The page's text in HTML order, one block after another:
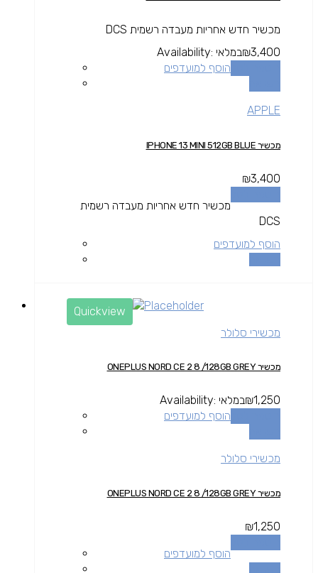
מכשיר חדש אחריות מעבדה רשמית DCS
₪3,400
Availability: במלאי
הוסף למועדפים
APPLE
מכשיר IPHONE 13 MINI 512GB BLUE
₪3,400
מכשיר חדש אחריות מעבדה רשמית
DCS
הוסף למועדפים
Quickview
מכשירי סלולר
מכשיר ONEPLUS NORD CE 2 8 /128GB GREY
₪1,250
Availability: במלאי
הוסף למועדפים
מכשירי סלולר
מכשיר ONEPLUS NORD CE 2 8 /128GB GREY
₪1,250
הוסף למועדפים